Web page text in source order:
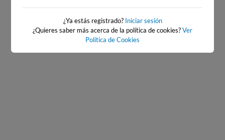
¿Ya estás registrado? Iniciar sesión
¿Quieres saber más acerca de la política de cookies?Ver
Política de Cookies